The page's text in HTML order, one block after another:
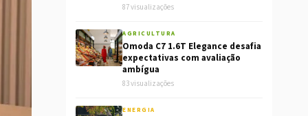
87 visualizações
AGRICULTURA
Omoda C7 1.6T Elegance desafia
expectativas com avaliação
ambígua
83 visualizações
ENERGIA